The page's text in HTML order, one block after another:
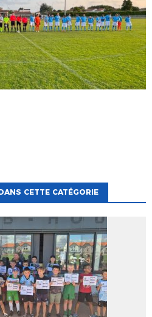
CETTE CATÉGORIE